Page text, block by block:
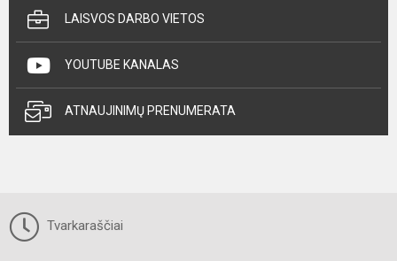
LAISVOS DARBO VIETOS
YOUTUBE KANALAS
ATNAUJINIMŲ PRENUMERATA
Tvarkaraščiai